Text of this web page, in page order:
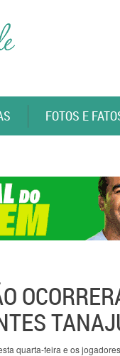
FOTOS E
quarta-feira e os